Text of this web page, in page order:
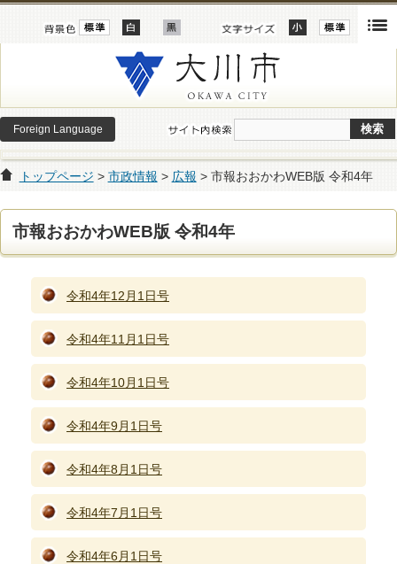
Foreign Language
トップページ > 市政情報 > 広報 > 市報おおかわWEB版 令和4年
市報おおかわWEB版 令和4年
令和4年12月1日号
令和4年11月1日号
令和4年10月1日号
令和4年9月1日号
令和4年8月1日号
令和4年7月1日号
令和4年6月1日号